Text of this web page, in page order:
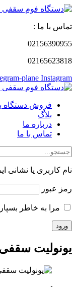
تماس با ما :
02156390955
02165623818
plane Instagram
فروش دستگاه
بلاگ
درباره ما
تماس با ما
نام کاربری یا نشانی
رمز عبور
مرا به خاطر بسپار
یونولیت